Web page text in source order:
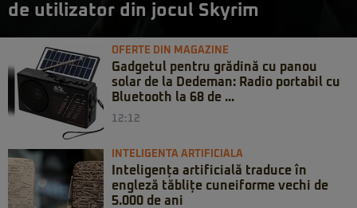
de utilizator din jocul Skyrim
OFERTE DIN MAGAZINE
Gadgetul pentru grădină cu panou
solar de la Dedeman: Radio portabil cu
Bluetooth la 68 de ...
12:12
INTELIGENTA ARTIFICIALA
Inteligența artificială traduce în
engleză tăblițe cuneiforme vechi de
5.000 de ani